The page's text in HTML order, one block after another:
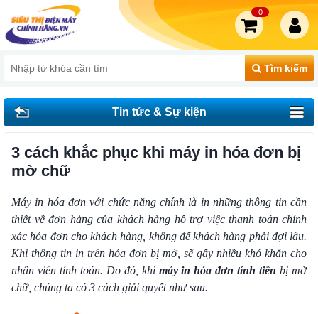
Tìm kiếm
0
Tin tức & Sự kiện
3 cách khắc phục khi máy in hóa đơn bị
mờ chữ
Máy in hóa đơn với chức năng chính là in những thông tin cần
thiết về đơn hàng của khách hàng hỗ trợ việc thanh toán chính
xác hóa đơn cho khách hàng, không để khách hàng phải đợi lâu.
Khi thông tin in trên hóa đơn bị mờ, sẽ gấy nhiều khó khăn cho
nhân viên tính toán. Do đó, khi máy in hóa đơn tính tiền bị mờ
chữ, chúng ta có 3 cách giải quyết như sau.